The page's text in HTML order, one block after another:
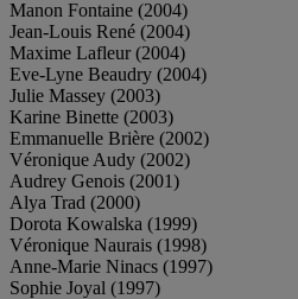
Manon Fontaine (2004)
Jean-Louis René (2004)
Maxime Lafleur (2004)
Eve-Lyne Beaudry (2004)
Julie Massey (2003)
Karine Binette (2003)
Emmanuelle Brière (2002)
Véronique Audy (2002)
Audrey Genois (2001)
Alya Trad (2000)
Dorota Kowalska (1999)
Véronique Naurais (1998)
Anne-Marie Ninacs (1997)
Sophie Joyal (1997)